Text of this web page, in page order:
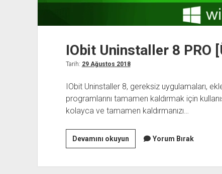
IObit Uninstaller 8 PRO
Tarih: 29 Ağustos 2018
IObit Uninstaller 8, gereksiz uygulamaları,
programlarını tamamen kaldırmak için
kolayca ve tamamen kaldırmanızı…
Devamını okuyunIObit
Uninstaller
Yorum Bırak